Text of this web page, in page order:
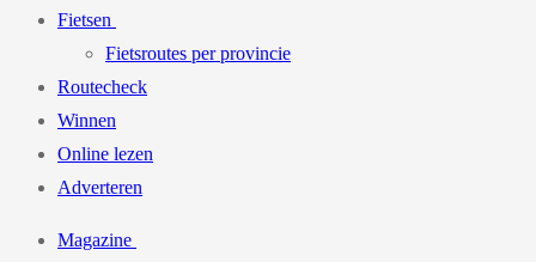
Fietsen
Fietsroutes per provincie
Routecheck
Winnen
Online lezen
Adverteren
Magazine